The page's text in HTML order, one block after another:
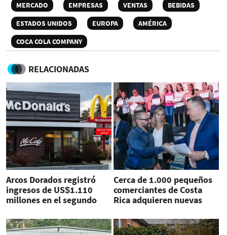
MERCADO EMPRESAS VENTAS
BEBIDAS
ESTADOS UNIDOS
EUROPA
AMÉRICA
COCA COLA COMPANY
RELACIONADAS
Arcos Dorados registró
ingresos de US$1.110
millones en el segundo
Cerca de 1.000 pequeños
comerciantes de Costa
Rica adquieren nuevas